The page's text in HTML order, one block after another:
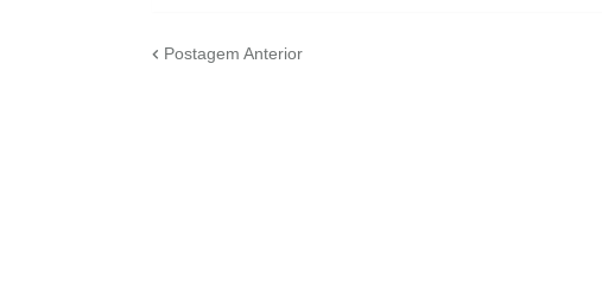
Postagem Anterior